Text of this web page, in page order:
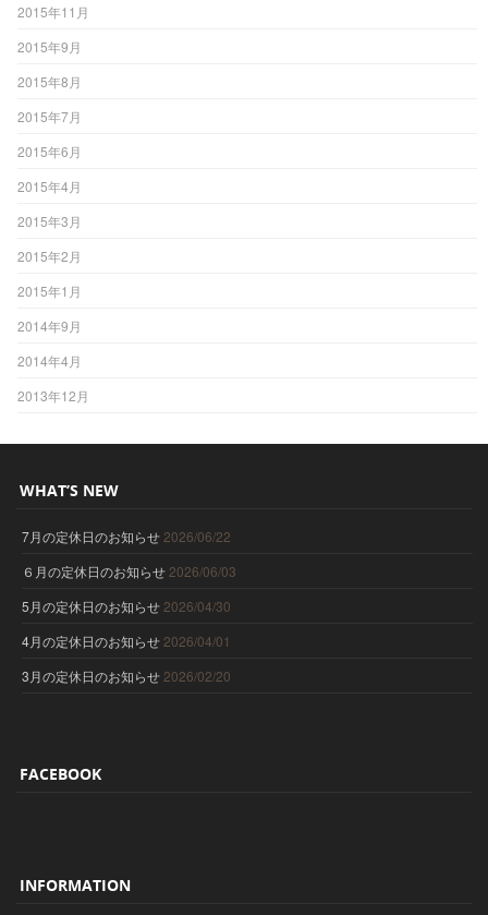
2015年11月
2015年9月
2015年8月
2015年7月
2015年6月
2015年4月
2015年3月
2015年2月
2015年1月
2014年9月
2014年4月
2013年12月
WHAT’S NEW
7月の定休日のお知らせ 2026/06/22
６月の定休日のお知らせ 2026/06/03
5月の定休日のお知らせ 2026/04/30
4月の定休日のお知らせ 2026/04/01
3月の定休日のお知らせ 2026/02/20
FACEBOOK
INFORMATION